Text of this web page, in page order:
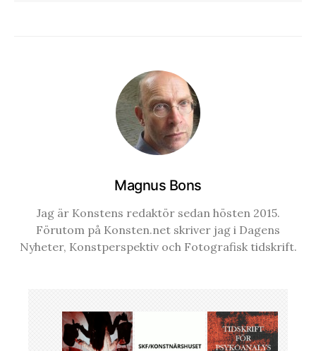
Magnus Bons
Jag är Konstens redaktör sedan hösten 2015.
Förutom på Konsten.net skriver jag i Dagens
Nyheter, Konstperspektiv och Fotografisk tidskrift.